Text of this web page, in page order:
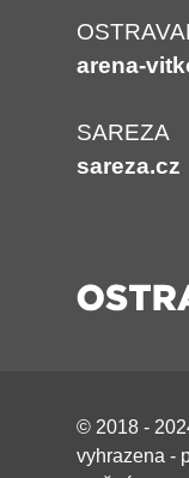
arena-
SAREZA
sareza.cz
© 2018 -
vyhrazena -